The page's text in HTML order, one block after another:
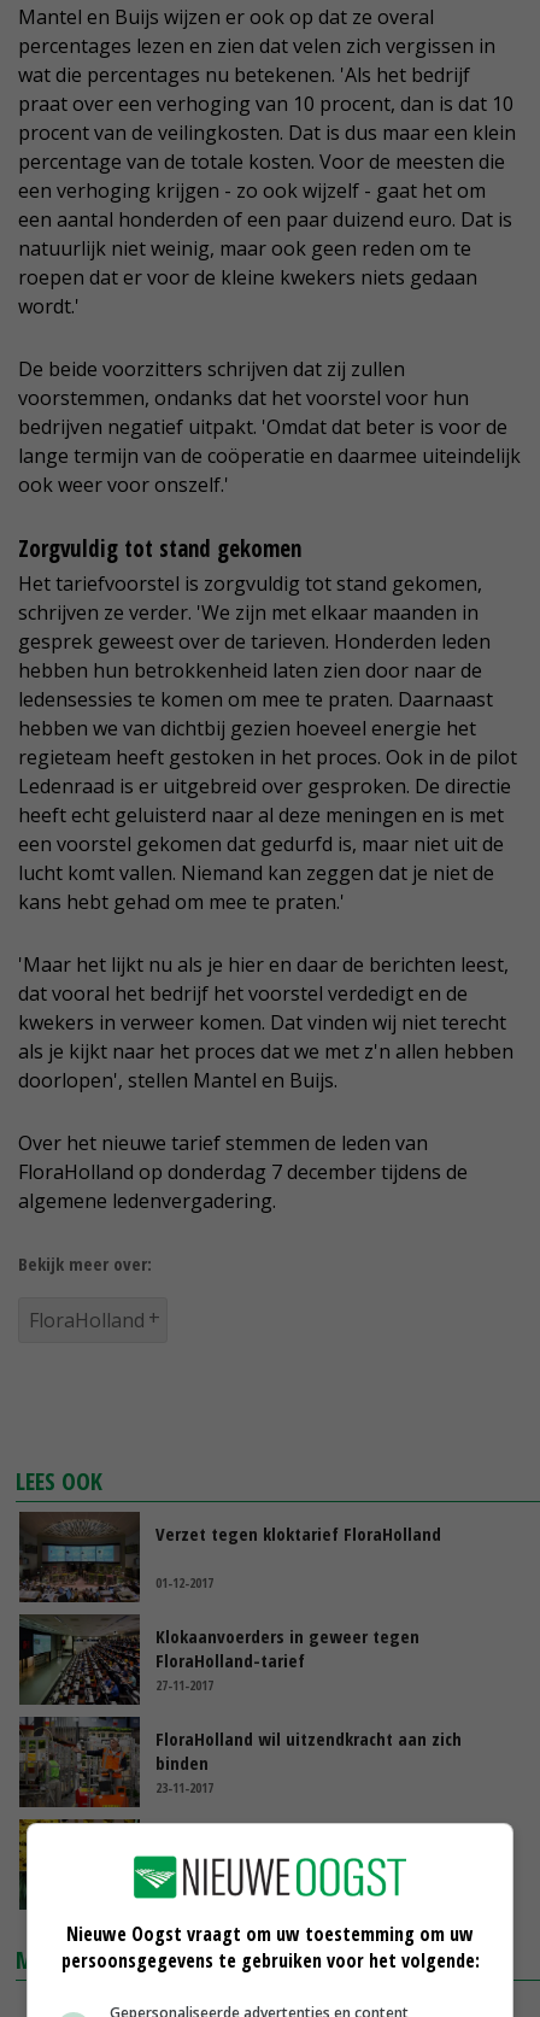
Mantel en Buijs wijzen er ook op dat ze overal
percentages lezen en zien dat velen zich vergissen in
wat die percentages nu betekenen. 'Als het bedrijf
praat over een verhoging van 10 procent, dan is dat 10
procent van de veilingkosten. Dat is dus maar een klein
percentage van de totale kosten. Voor de meesten die
een verhoging krijgen - zo ook wijzelf - gaat het om
een aantal honderden of een paar duizend euro. Dat is
natuurlijk niet weinig, maar ook geen reden om te
roepen dat er voor de kleine kwekers niets gedaan
wordt.'
De beide voorzitters schrijven dat zij zullen
voorstemmen, ondanks dat het voorstel voor hun
bedrijven negatief uitpakt. 'Omdat dat beter is voor de
lange termijn van de coöperatie en daarmee uiteindelijk
ook weer voor onszelf.'
Zorgvuldig tot stand gekomen
Het tariefvoorstel is zorgvuldig tot stand gekomen,
schrijven ze verder. 'We zijn met elkaar maanden in
gesprek geweest over de tarieven. Honderden leden
hebben hun betrokkenheid laten zien door naar de
ledensessies te komen om mee te praten. Daarnaast
hebben we van dichtbij gezien hoeveel energie het
regieteam heeft gestoken in het proces. Ook in de pilot
Ledenraad is er uitgebreid over gesproken. De directie
heeft echt geluisterd naar al deze meningen en is met
een voorstel gekomen dat gedurfd is, maar niet uit de
lucht komt vallen. Niemand kan zeggen dat je niet de
kans hebt gehad om mee te praten.'
'Maar het lijkt nu als je hier en daar de berichten leest,
dat vooral het bedrijf het voorstel verdedigt en de
kwekers in verweer komen. Dat vinden wij niet terecht
als je kijkt naar het proces dat we met z'n allen hebben
doorlopen', stellen Mantel en Buijs.
Over het nieuwe tarief stemmen de leden van
FloraHolland op donderdag 7 december tijdens de
algemene ledenvergadering.
Bekijk meer over:
FloraHolland
LEES OOK
Verzet tegen kloktarief FloraHolland
01-12-2017
Klokaanvoerders in geweer tegen
FloraHolland-tarief
27-11-2017
FloraHolland wil uitzendkracht aan zich
binden
23-11-2017
FloraHolland
21-11-2017
MARKTPRIJZEN
Nieuwe Oogst vraagt om uw toestemming om uw
persoonsgegevens te gebruiken voor het volgende:
Gepersonaliseerde advertenties en content,